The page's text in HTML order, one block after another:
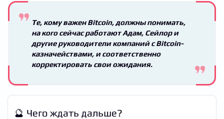
Те, кому важен Bitcoin, должны понимать,
на кого сейчас работают Адам, Сейлор и
другие руководители компаний с Bitcoin-
казначействами, и соответственно
корректировать свои ожидания.
🔮 Чего ждать дальше?